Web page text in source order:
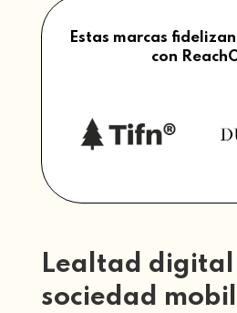
Estas marcas
con
Lealtad
sociedad